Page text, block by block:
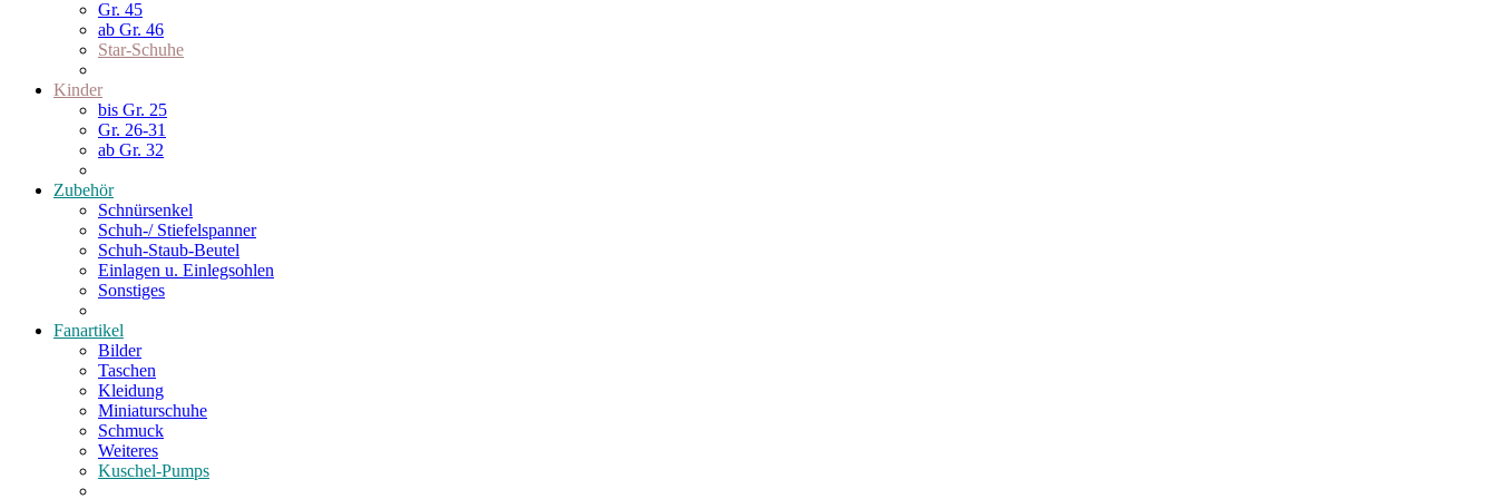
Gr. 45
ab Gr. 46
Star-Schuhe
Kinder
bis Gr. 25
Gr. 26-31
ab Gr. 32
Zubehör
Schnürsenkel
Schuh-/ Stiefelspanner
Schuh-Staub-Beutel
Einlagen u. Einlegsohlen
Sonstiges
Fanartikel
Bilder
Taschen
Kleidung
Miniaturschuhe
Schmuck
Weiteres
Kuschel-Pumps